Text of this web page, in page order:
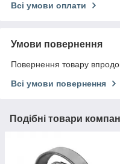
Всі умови оплати
Умови повернення
Повернення товару
Всі умови повернення
Подібні товари